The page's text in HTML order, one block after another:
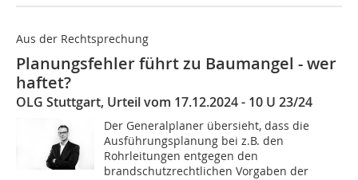
Aus der Rechtsprechung
Planungsfehler führt zu Baumangel - wer
haftet?
OLG Stuttgart, Urteil vom 17.12.2024 - 10 U 23/24
Der Generalplaner übersieht, dass die
Ausführungsplanung bei z.B. den
Rohrleitungen entgegen den
brandschutzrechtlichen Vorgaben der